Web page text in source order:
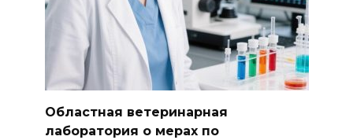
Областная ветеринарная
лаборатория о мерах по